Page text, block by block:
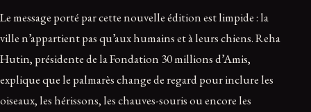
Le message porté par cette nouvelle édition est limpide : la
ville n’appartient pas qu’aux humains et à leurs chiens. Reha
Hutin, présidente de la Fondation 30 millions d’Amis,
explique que le palmarès change de regard pour inclure les
oiseaux, les hérissons, les chauves-souris ou encore les